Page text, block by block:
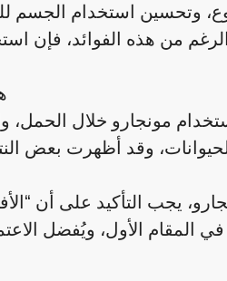
وتحسين استخدام الجسم
مونجارو خلال
وقد أظهرت بعض
يجب التأكيد على أن
المقام الأول، ويُفضل